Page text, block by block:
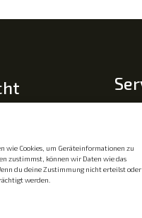
wie Cookies, um Geräteinformationen zu
zustimmst, können wir Daten wie das
du deine Zustimmung nicht erteilst oder
werden.